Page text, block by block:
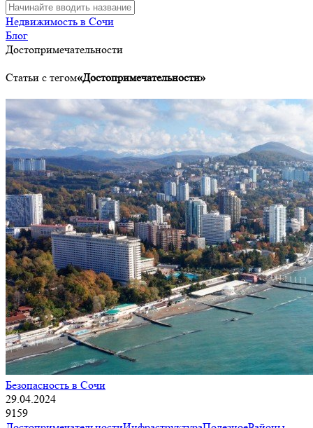
Недвижимость в Сочи
Блог
Достопримечательности
Статьи с тегом«Достопримечательности»
Безопасность в Сочи
29.04.2024
9159